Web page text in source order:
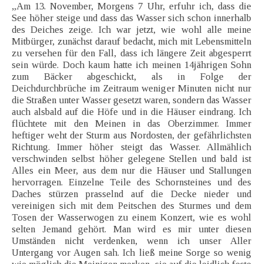
„Am 13. November, Morgens 7 Uhr, erfuhr ich, dass die
See höher steige und dass das Wasser sich schon innerhalb
des Deiches zeige. Ich war jetzt, wie wohl alle meine
Mitbürger, zunächst darauf bedacht, mich mit Lebensmitteln
zu versehen für den Fall, dass ich längere Zeit abgesperrt
sein würde. Doch kaum hatte ich meinen 14jährigen Sohn
zum Bäcker abgeschickt, als in Folge der
Deichdurchbrüche im Zeitraum weniger Minuten nicht nur
die Straßen unter Wasser gesetzt waren, sondern das Wasser
auch alsbald auf die Höfe und in die Häuser eindrang. Ich
flüchtete mit den Meinen in das Oberzimmer. Immer
heftiger weht der Sturm aus Nordosten, der gefährlichsten
Richtung. Immer höher steigt das Wasser. Allmählich
verschwinden selbst höher gelegene Stellen und bald ist
Alles ein Meer, aus dem nur die Häuser und Stallungen
hervorragen. Einzelne Teile des Schornsteines und des
Daches stürzen prasselnd auf die Decke nieder und
vereinigen sich mit dem Peitschen des Sturmes und dem
Tosen der Wasserwogen zu einem Konzert, wie es wohl
selten Jemand gehört. Man wird es mir unter diesen
Umständen nicht verdenken, wenn ich unser Aller
Untergang vor Augen sah. Ich ließ meine Sorge so wenig